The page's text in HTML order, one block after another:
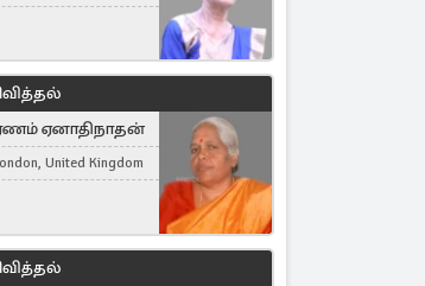
ஏனாதிநாதன்
United Kingdom